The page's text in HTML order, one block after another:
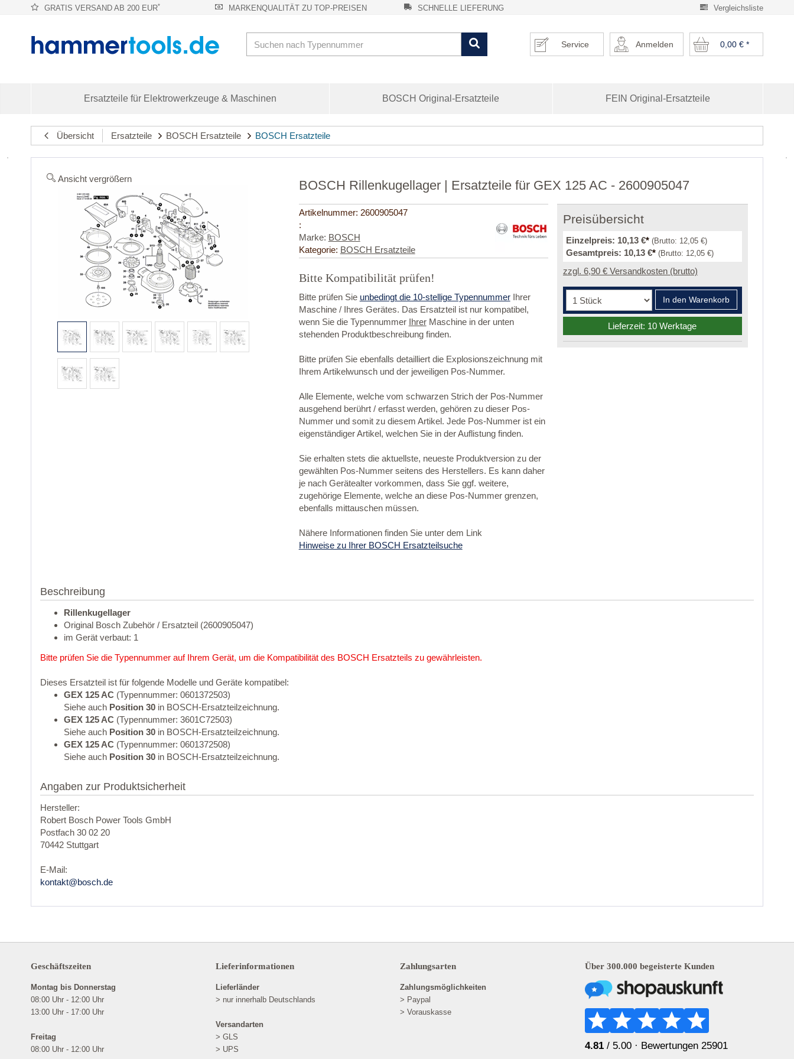
Vergleichsliste
GRATIS VERSAND AB 200 EUR* MARKENQUALITÄT ZU TOP-PREISEN SCHNELLE LIEFERUNG
0,00 €*
Anmelden
Service
Ersatzteile für Elektrowerkzeuge & Maschinen BOSCH Original-Ersatzteile FEIN Original-Ersatzteile
Übersicht Ersatzteile BOSCH Ersatzteile BOSCH Ersatzteile
Ansicht vergrößern BOSCH Rillenkugellager | Ersatzteile für GEX 125 AC - 2600905047
Artikelnummer: 2600905047
:
Marke: BOSCH
Kategorie: BOSCH Ersatzteile
Bitte Kompatibilität prüfen!
Bitte prüfen Sie unbedingt die 10-stellige TypennummerIhrer
Maschine / Ihres Gerätes. Das Ersatzteil ist nur kompatibel,
wenn Sie die Typennummer IhrerMaschine in der unten
stehenden Produktbeschreibung finden.
Bitte prüfen Sie ebenfalls detailliert die Explosionszeichnung mit
Ihrem Artikelwunsch und der jeweiligen Pos-Nummer.
Alle Elemente, welche vom schwarzen Strich der Pos-Nummer
ausgehend berührt / erfasst werden, gehören zu dieser Pos-
Nummer und somit zu diesem Artikel. Jede Pos-Nummer ist ein
eigenständiger Artikel, welchen Sie in der Auflistung finden.
Sie erhalten stets die aktuellste, neueste Produktversion zu der
gewählten Pos-Nummer seitens des Herstellers. Es kann daher
je nach Gerätealter vorkommen, dass Sie ggf. weitere,
zugehörige Elemente, welche an diese Pos-Nummer grenzen,
ebenfalls mittauschen müssen.
Nähere Informationen finden Sie unter dem Link
Hinweise zu Ihrer BOSCH Ersatzteilsuche
Preisübersicht
Einzelpreis: 10,13 €* (Brutto: 12,05 €)
Gesamtpreis: 10,13 €* (Brutto: 12,05 €)
zzgl. 6,90 € Versandkosten (brutto)
In den Warenkorb
Lieferzeit: 10 Werktage
Beschreibung
Rillenkugellager
Original Bosch Zubehör / Ersatzteil (2600905047)
im Gerät verbaut: 1
Bitte prüfen Sie die Typennummer auf Ihrem Gerät, um die Kompatibilität des BOSCH Ersatzteils zu gewährleisten.
Dieses Ersatzteil ist für folgende Modelle und Geräte kompatibel:
GEX 125 AC (Typennummer: 0601372503)
Siehe auch Position 30 in BOSCH-Ersatzteilzeichnung.
GEX 125 AC (Typennummer: 3601C72503)
Siehe auch Position 30 in BOSCH-Ersatzteilzeichnung.
GEX 125 AC (Typennummer: 0601372508)
Siehe auch Position 30 in BOSCH-Ersatzteilzeichnung.
Angaben zur Produktsicherheit
Hersteller:
Robert Bosch Power Tools GmbH
Postfach 30 02 20
70442 Stuttgart
E-Mail:
kontakt@bosch.de
Geschäftszeiten
Montag bis Donnerstag
08:00 Uhr - 12:00 Uhr
13:00 Uhr - 17:00 Uhr
Freitag
08:00 Uhr - 12:00 Uhr
Lieferinformationen
Lieferländer
> nur innerhalb Deutschlands
Versandarten
> GLS
> UPS
Zahlungsarten
Zahlungsmöglichkeiten
> Paypal
> Vorauskasse
Über 300.000 begeisterte Kunden
4.81 / 5.00 · Bewertungen 25901